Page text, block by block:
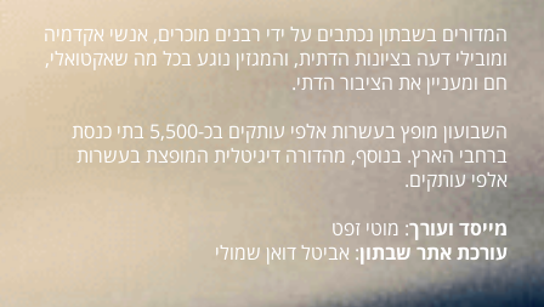
המדורים בשבתון נכתבים על ידי רבנים מוכרים, אנשי אקדמיה
ומובילי דעה בציונות הדתית, והמגזין נוגע בכל מה שאקטואלי,
חם ומעניין את הציבור הדתי.
השבועון מופץ בעשרות אלפי עותקים בכ-5,500 בתי כנסת
ברחבי הארץ. בנוסף, מהדורה דיגיטלית המופצת בעשרות
אלפי עותקים.
מייסד ועורך: מוטי זפט
עורכת אתר שבתון: אביטל דואן שמולי